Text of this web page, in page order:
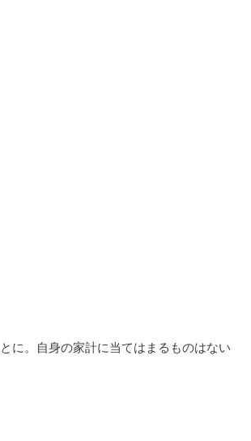
に。自身の家計に当てはまるものはない